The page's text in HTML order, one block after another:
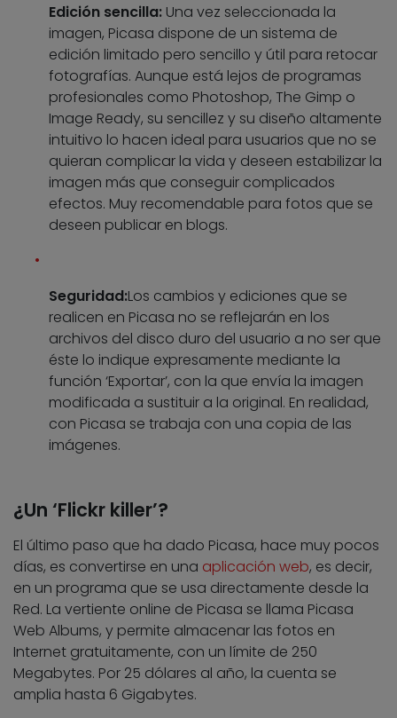
Edición sencilla: Una vez seleccionada la
imagen, Picasa dispone de un sistema de
edición limitado pero sencillo y útil para retocar
fotografías. Aunque está lejos de programas
profesionales como Photoshop, The Gimp o
Image Ready, su sencillez y su diseño altamente
intuitivo lo hacen ideal para usuarios que no se
quieran complicar la vida y deseen estabilizar la
imagen más que conseguir complicados
efectos. Muy recomendable para fotos que se
deseen publicar en blogs.
Seguridad:Los cambios y ediciones que se
realicen en Picasa no se reflejarán en los
archivos del disco duro del usuario a no ser que
éste lo indique expresamente mediante la
función ‘Exportar’, con la que envía la imagen
modificada a sustituir a la original. En realidad,
con Picasa se trabaja con una copia de las
imágenes.
¿Un ‘Flickr killer’?
El último paso que ha dado Picasa, hace muy pocos
días, es convertirse en una aplicación web, es decir,
en un programa que se usa directamente desde la
Red. La vertiente online de Picasa se llama Picasa
Web Albums, y permite almacenar las fotos en
Internet gratuitamente, con un límite de 250
Megabytes. Por 25 dólares al año, la cuenta se
amplia hasta 6 Gigabytes.